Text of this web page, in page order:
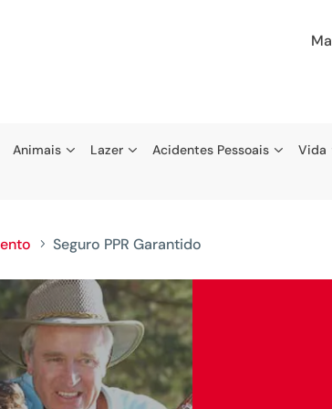
Animais Lazer Acidentes Pessoais
Vida
5 Seguro PPR Garantido